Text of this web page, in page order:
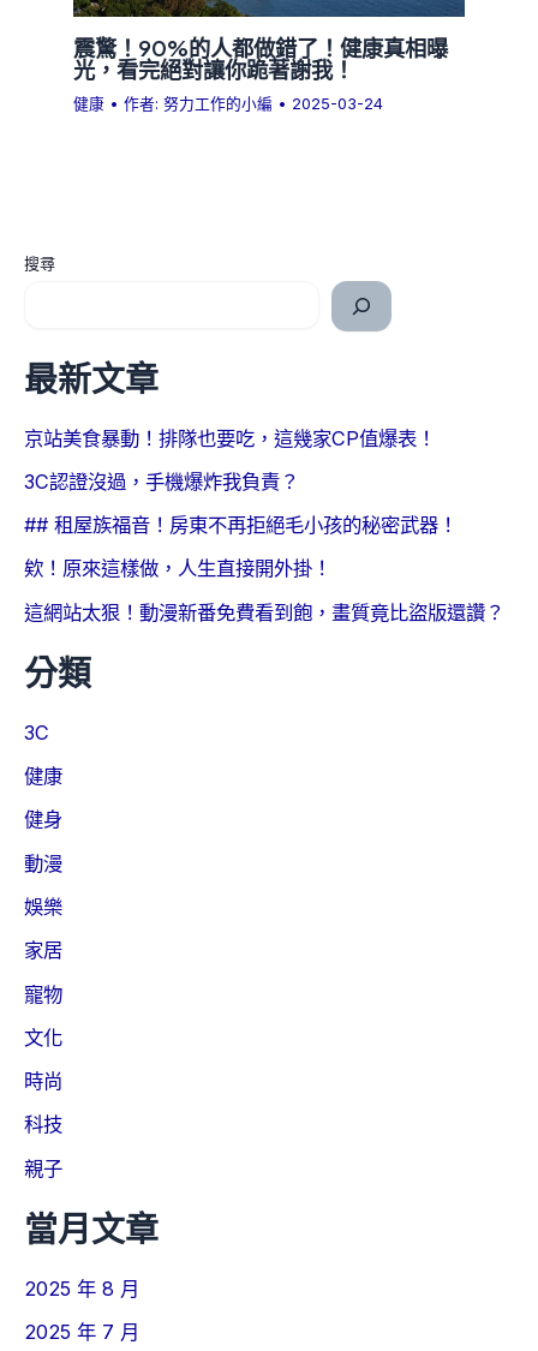
震驚！90%的人都做錯了！健康真相曝
光，看完絕對讓你跪著謝我！
健康 • 作者:努力工作的小編 • 2025-03-24
搜尋
最新文章
京站美食暴動！排隊也要吃，這幾家CP值爆表！
3C認證沒過，手機爆炸我負責？
## 租屋族福音！房東不再拒絕毛小孩的秘密武器！
欸！原來這樣做，人生直接開外掛！
這網站太狠！動漫新番免費看到飽，畫質竟比盜版還讚？
分類
3C
健康
健身
動漫
娛樂
家居
寵物
文化
時尚
科技
親子
當月文章
2025 年 8 月
2025 年 7 月